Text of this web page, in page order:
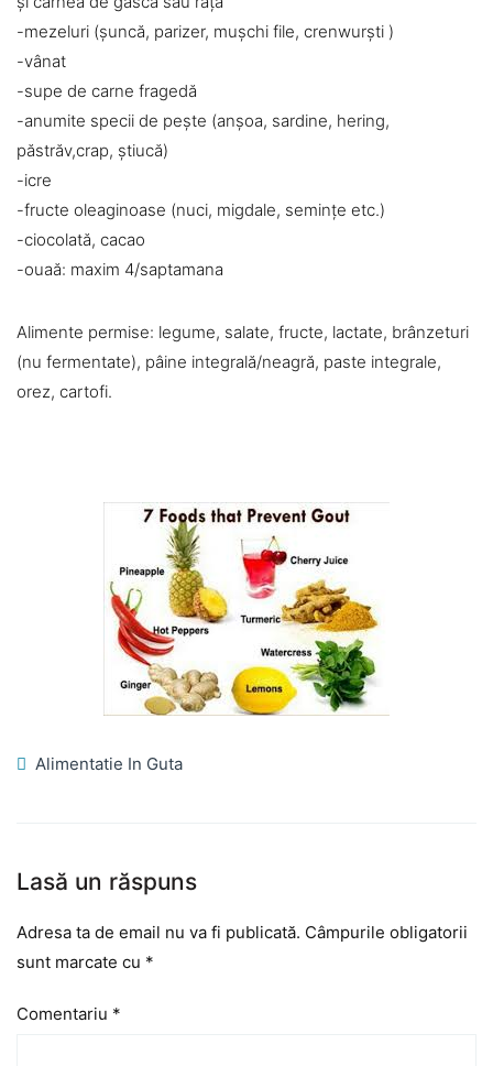
-mezeluri (șuncă, parizer, mușchi file, crenwurști )
-vânat
-supe de carne fragedă
-anumite specii de pește (anșoa, sardine, hering,
păstrăv,crap, știucă)
-icre
-fructe oleaginoase (nuci, migdale, semințe etc.)
-ciocolată, cacao
-ouaă: maxim 4/saptamana
Alimente permise: legume, salate, fructe, lactate, brânzeturi
(nu fermentate), pâine integrală/neagră, paste integrale,
orez, cartofi.
Alimentatie In Guta
Lasă un răspuns
Adresa ta de email nu va fi publicată. Câmpurile obligatorii
sunt marcate cu *
Comentariu *